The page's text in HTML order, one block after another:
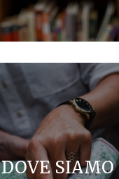
DOVE SIAMO